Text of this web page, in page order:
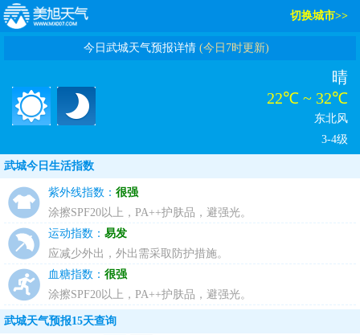
切换城市>>
今日武城天气预报详情(今日7时更新)
晴
22℃ ~ 32℃
东北风
3-4级
武城今日生活指数
紫外线指数： 很强
涂擦SPF20以上，PA++护肤品，避强光。
运动指数： 易发
应减少外出，外出需采取防护措施。
血糖指数： 很强
涂擦SPF20以上，PA++护肤品，避强光。
武城天气预报15天查询